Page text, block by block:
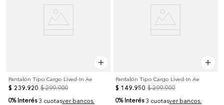
Pantalón Tipo Cargo Lived-In Ae
$ 239.920 $ 299.900
0% Interés 3 cuotasver bancos.
Pantalón Tipo Cargo Lived-In Ae
$ 149.950 $ 299.900
0% Interés 3 cuotasver bancos.